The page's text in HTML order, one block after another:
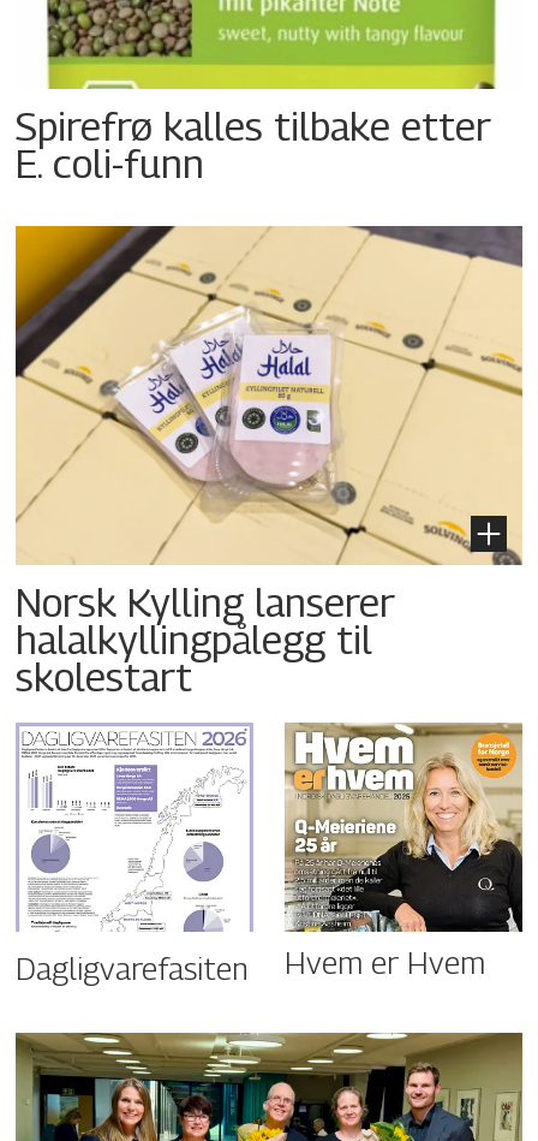
Spirefrø kalles tilbake etter
E. coli-funn
Norsk Kylling lanserer
halalkyllingpålegg til
skolestart
Dagligvarefasiten Hvem er Hvem